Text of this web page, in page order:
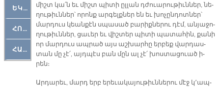
ԵԿԵՂԵՑԱԿԱՆ
ՀՈԳԵՄՏԱՒՈՐ
ՀԱՐԹԱԿ
միշտ կա՛ն եւ միշտ պի­տի ըլ­լան դժուա­րու­թիւն­ներ, նե­
ղու­թիւն­ներ՝ ո­րոնք ար­գելք­ներ են եւ խո­չըն­դոտ­ներ՝
մար­դուս կեան­քէն սպա­սած բա­րիք­նե­րու դէմ, ան­յա­ջո­
ղու­թիւն­ներ, ցա­ւեր եւ վիշ­տեր պի­տի պա­տա­հին, քա­նի
որ մար­դուս ապ­րած այս աշ­խար­հը եր­բեք վար­դաս­
տան մը չէ՛, այդ­պէս բան մըն ալ չէ՛ խոս­տա­ցուած ի­
րեն։
Ար­դա­րեւ, մարդ երբ ե­րե­ւա­կա­յու­թիւն­նե­րու մէջ կ՚ապ­